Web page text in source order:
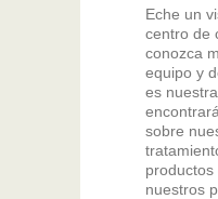
Eche un
centro de
conozca
equipo y
es
sobre
productos
nuestros